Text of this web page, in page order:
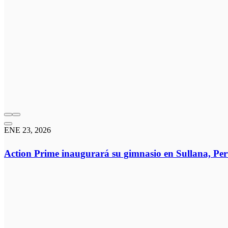
ENE 23, 2026
Action Prime inaugurará su gimnasio en Sullana,